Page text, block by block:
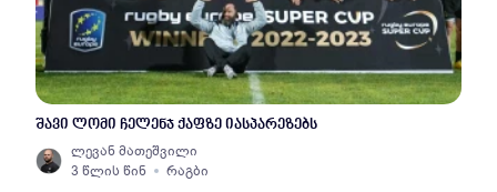
შავი ლომი ჩელენჯ ქაფზე იასპარეზებს
ლევან მათეშვილი
3 წლის წინ
რაგბი